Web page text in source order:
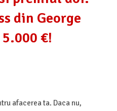
din George
€!
afacerea ta. Daca nu,